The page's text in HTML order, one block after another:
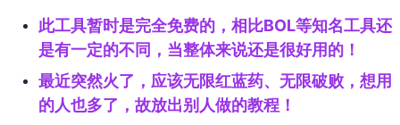
此工具暂时是完全免费的，相比BOL等知名工具还
是有一定的不同，当整体来说还是很好用的！
最近突然火了，应该无限红蓝药、无限破败，想用
的人也多了，故放出别人做的教程！